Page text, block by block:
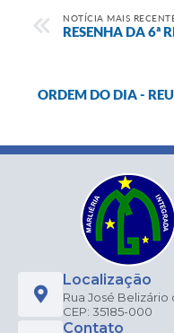
NOTÍCIA MAIS
RESENHA DA 6ª
ORDEM DO DIA -
Localização
Rua José Belizário
CEP: 35185-000
Contato